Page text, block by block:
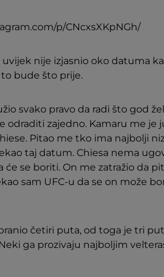
p/CNcxsXKpNGh/
uvijek nije izjasnio oko datuma
bude što prije.
svako pravo da radi što god
odraditi zajedno. Kamaru me je
Pitao me tko ima najbolji
taj datum. Chiesa nema
se boriti. On me zatražio da
sam UFC-u da se on može
četiri puta, od toga je tri
ga prozivaju najboljim